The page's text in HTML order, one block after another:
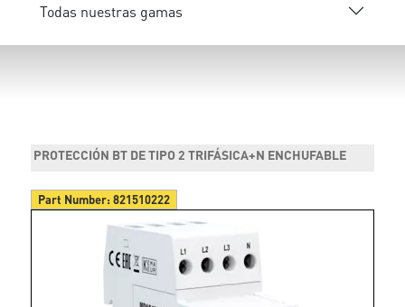
Todas nuestras gamas
PROTECCIÓN BT DE TIPO 2 TRIFÁSICA+N ENCHUFABLE
Part Number:821510222